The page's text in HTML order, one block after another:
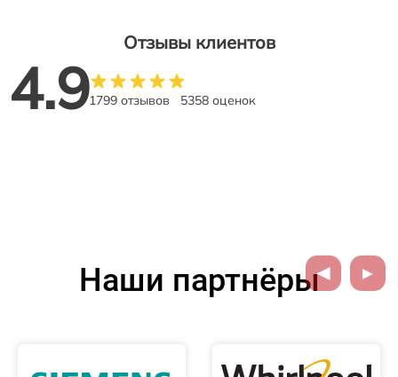
Отзывы клиентов
4.91799 отзывов 5358 оценок
Наши партнёры